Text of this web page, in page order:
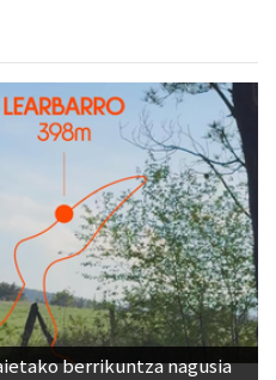
berrikuntza nagusia